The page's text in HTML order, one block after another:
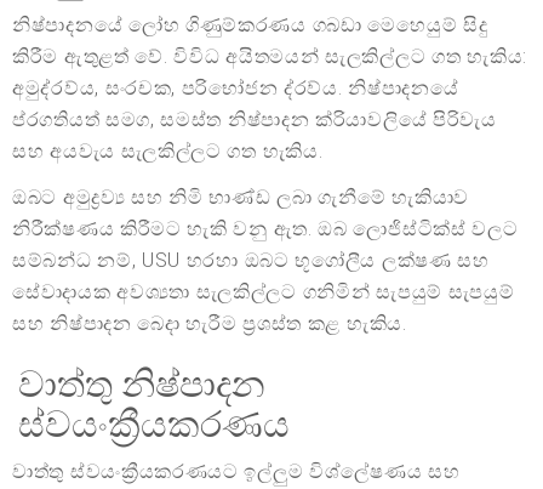
නිෂ්පාදනයේ ලෝහ ගිණුම්කරණය ගබඩා මෙහෙයුම් සිදු
කිරීම ඇතුළත් වේ. විවිධ අයිතමයන් සැලකිල්ලට ගත හැකිය:
අමුද්රව්ය, සංරචක, පරිභෝජන ද්රව්ය. නිෂ්පාදනයේ
ප්රගතියත් සමග, සමස්ත නිෂ්පාදන ක්රියාවලියේ පිරිවැය
සහ අයවැය සැලකිල්ලට ගත හැකිය.
ඔබට අමුද්‍රව්‍ය සහ නිමි භාණ්ඩ ලබා ගැනීමේ හැකියාව
නිරීක්ෂණය කිරීමට හැකි වනු ඇත. ඔබ ලොජිස්ටික්ස් වලට
සම්බන්ධ නම්, USU හරහා ඔබට භූගෝලීය ලක්ෂණ සහ
සේවාදායක අවශ්‍යතා සැලකිල්ලට ගනිමින් සැපයුම් සැපයුම්
සහ නිෂ්පාදන බෙදා හැරීම ප්‍රශස්ත කළ හැකිය.
වාත්තු නිෂ්පාදන
ස්වයංක්‍රීයකරණය
වාත්තු ස්වයංක්‍රීයකරණයට ඉල්ලුම විශ්ලේෂණය සහ